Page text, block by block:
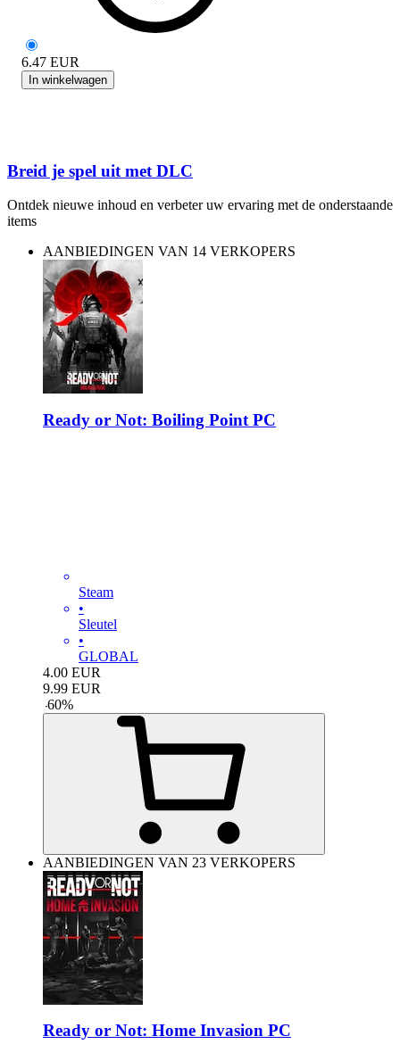
6.47 EUR
In winkelwagen
Breid je spel uit met DLC
Ontdek nieuwe inhoud en verbeter uw ervaring met de onderstaande
items
AANBIEDINGEN VAN 14 VERKOPERS
Ready or Not: Boiling Point PC
Steam
•
Sleutel
•
GLOBAL
4.00 EUR
9.99 EUR
-60%
AANBIEDINGEN VAN 23 VERKOPERS
Ready or Not: Home Invasion PC